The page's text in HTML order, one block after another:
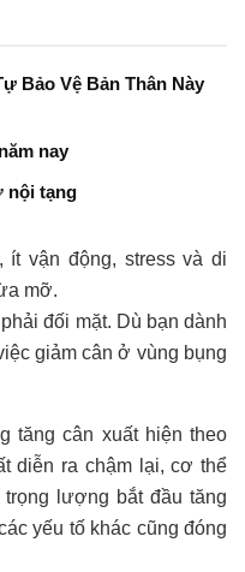
Bảo Vệ Bản Thân Này
nay
nội tạng
vận động, stress và di
mỡ.
đối mặt. Dù bạn dành
giảm cân ở vùng bụng
tăng cân xuất hiện theo
diễn ra chậm lại, cơ thể
lượng bắt đầu tăng
yếu tố khác cũng đóng